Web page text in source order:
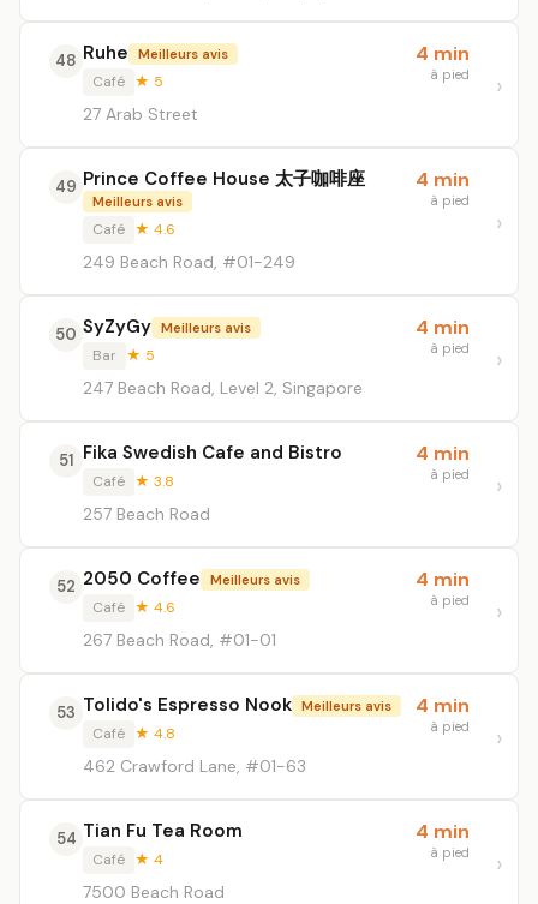
48 Ruhe Meilleurs avis
Café ★ 5
27 Arab Street
4 min
à pied
49 Prince Coffee House 太子咖啡座
Meilleurs avis
Café ★ 4.6
249 Beach Road, #01-249
4 min
à pied
50 SyZyGy Meilleurs avis
Bar ★ 5
247 Beach Road, Level 2, Singapore
4 min
à pied
51 Fika Swedish Cafe and Bistro
Café ★ 3.8
257 Beach Road
4 min
à pied
52 2050 Coffee Meilleurs avis
Café ★ 4.6
267 Beach Road, #01-01
4 min
à pied
53 Tolido's Espresso Nook Meilleurs avis
Café ★ 4.8
462 Crawford Lane, #01-63
4 min
à pied
54 Tian Fu Tea Room
Café ★ 4
7500 Beach Road
4 min
à pied